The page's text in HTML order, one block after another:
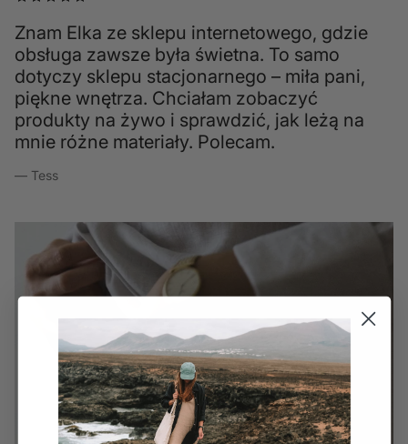
Znam Elka ze sklepu internetowego, gdzie
obsługa zawsze była świetna. To samo
dotyczy sklepu stacjonarnego – miła pani,
piękne wnętrza. Chciałam zobaczyć
produkty na żywo i sprawdzić, jak leżą na
mnie różne materiały. Polecam.
— Tess